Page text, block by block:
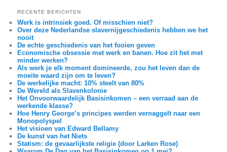
RECENTE BERICHTEN
Werk is intrinsiek goed. Of misschien niet?
Over deze Nederlandse slavernijgeschiedenis hebben we het
nooit
De echte geschiedenis van het fooien geven
Economische obsessie met werk en banen. Hoe zit het met
minder werken?
Als werk je elk moment domineerde, zou het leven dan de
moeite waard zijn om te leven?
De werkelijke macht: 10% steelt van 80%
De Wereld als Slavenkolonie
Het Onvoorwaardelijk Basisinkomen – een verraad aan de
werkende klasse?
Hoe Henry George’s principes werden vernaggelt naar een
Monopolyspel
Het visioen van Edward Bellamy
De kunst van het Niets
Statism: de gevaarlijkste religie (door Larken Rose)